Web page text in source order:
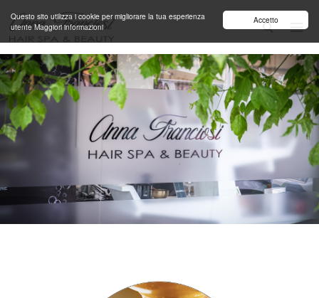
Accetto
Questo sito utilizza i cookie per migliorare la tua esperienza
utenteMaggiori informazioni
Salta al contenuto principale